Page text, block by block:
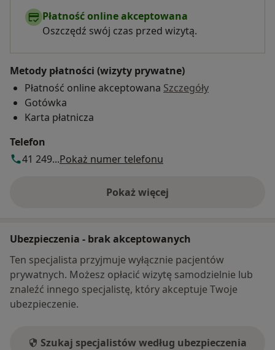
Płatność online akceptowana
Oszczędź swój czas przed wizytą.
Metody płatności (wizyty prywatne)
Płatność online akceptowana Szczegóły
Gotówka
Karta płatnicza
Telefon
41 249...Pokaż numer telefonu
Pokaż więcej
o adresie
Ubezpieczenia - brak akceptowanych
Ten specjalista przyjmuje wyłącznie pacjentów
prywatnych. Możesz opłacić wizytę samodzielnie lub
znaleźć innego specjalistę, który akceptuje Twoje
ubezpieczenie.
Szukaj specjalistów według ubezpieczenia